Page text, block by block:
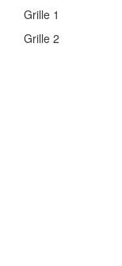
Grille 1
Grille 2